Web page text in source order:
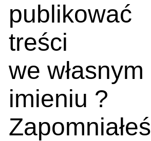
publikować
treści
we własnym
imieniu ?
Zapomniałeś